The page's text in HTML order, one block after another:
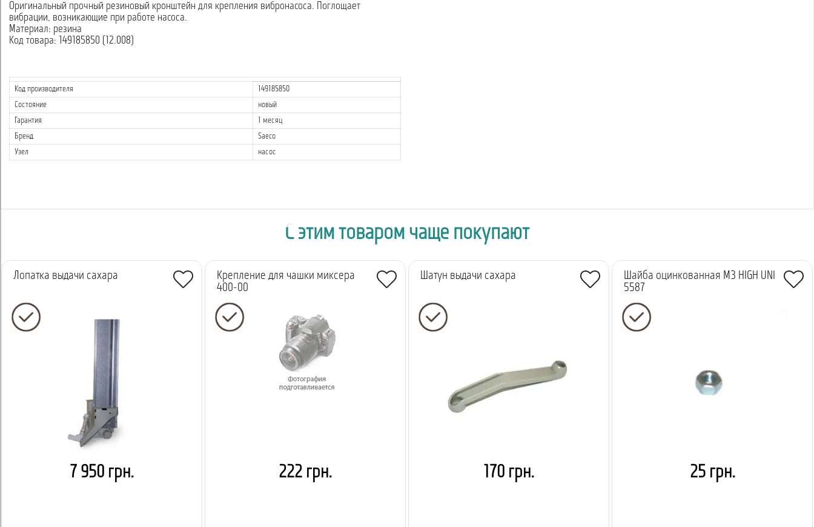
Оригинальный прочный резиновый кронштейн для крепления вибронасоса. Поглощает
вибрации, возникающие при работе насоса.
Материал: резина
Код товара: 149185850 (12.008)
Код производителя
149185850
Состояние
новый
Гарантия
1 месяц
Бренд
Saeco
Узел
насос
С этим товаром чаще покупают
Лопатка выдачи сахара
7 950 грн.
Крепление для чашки миксера
400-00
222 грн.
Шатун выдачи сахара
170 грн.
Шайба оцинкованная M3 HIGH UNI
5587
25 грн.